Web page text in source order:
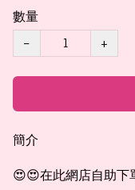
數量
−
+
簡介
😍😍在此網店自助下